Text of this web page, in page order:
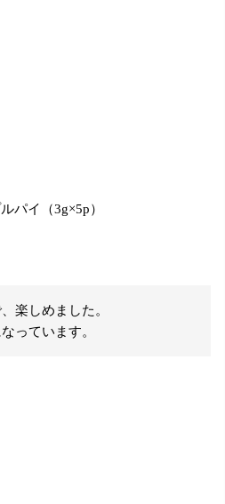
パイ（3g×5p）
楽しめました。
っています。